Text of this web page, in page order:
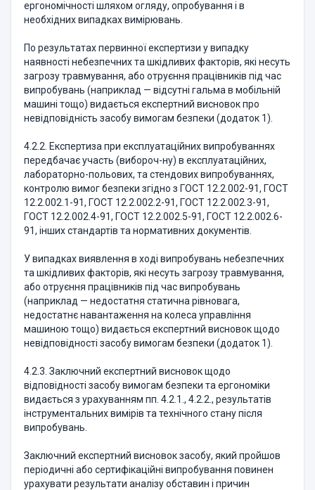
ергономічності шляхом огляду, опробування і в
необхідних випадках вимірювань.
По результатах первинної експертизи у випадку
наявності небезпечних та шкідливих факторів, які несуть
загрозу травмування, або отруєння працівників під час
випробувань (наприклад — відсутні гальма в мобільній
машині тощо) видається експертний висновок про
невідповідність засобу вимогам безпеки (додаток 1).
4.2.2. Експертиза при експлуатаційних випробуваннях
передбачає участь (вибороч-ну) в експлуатаційних,
лабораторно-польових, та стендових випробуваннях,
контролю вимог безпеки згідно з ГОСТ 12.2.002-91, ГОСТ
12.2.002.1-91, ГОСТ 12.2.002.2-91, ГОСТ 12.2.002.3-91,
ГОСТ 12.2.002.4-91, ГОСТ 12.2.002.5-91, ГОСТ 12.2.002.6-
91, інших стандартів та нормативних документів.
У випадках виявлення в ході випробувань небезпечних
та шкідливих факторів, які несуть загрозу травмування,
або отруєння працівників під час випробувань
(наприклад — недостатня статична рівновага,
недостатнє навантаження на колеса управління
машиною тощо) видається експертний висновок щодо
невідповідності засобу вимогам безпеки (додаток 1).
4.2.3. Заключний експертний висновок щодо
відповідності засобу вимогам безпеки та ергономіки
видається з урахуванням пп. 4.2.1., 4.2.2., результатів
інструментальних вимірів та технічного стану після
випробувань.
Заключний експертний висновок засобу, який пройшов
періодичні або сертифікаційні випробування повинен
урахувати результати аналізу обставин і причин